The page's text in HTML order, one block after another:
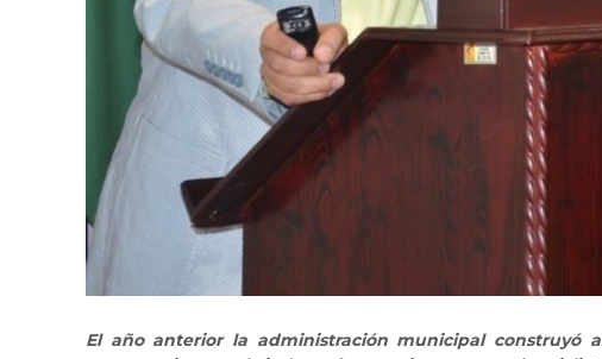
El año anterior la administración municipal construyó